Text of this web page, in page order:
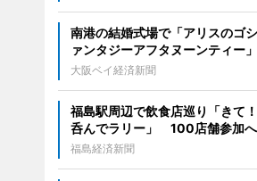
南港の結婚式場で「アリスのゴ
ァンタジーアフタヌーンティー」
大阪ベイ経済新聞
福島駅周辺で飲食店巡り「きて
呑んでラリー」 100店舗参加へ
福島経済新聞